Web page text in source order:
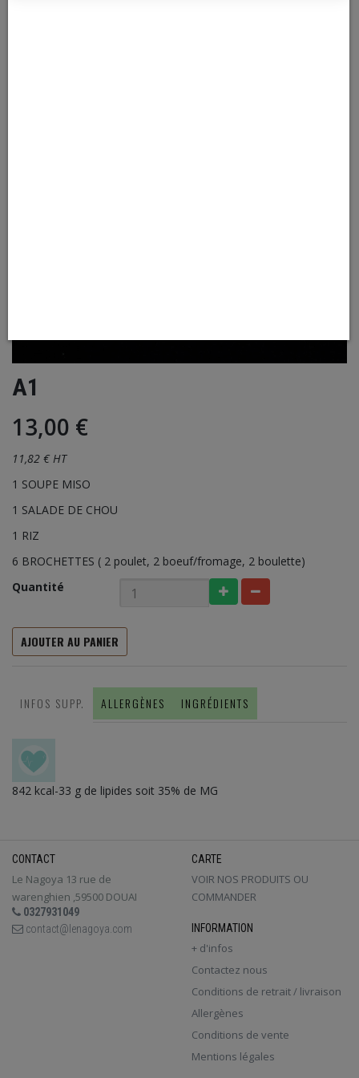
A1
13,00 €
11,82 € HT
1 SOUPE MISO
1 SALADE DE CHOU
1 RIZ
6 BROCHETTES ( 2 poulet, 2 boeuf/fromage, 2 boulette)
Quantité
AJOUTER AU PANIER
INFOS SUPP. ALLERGÈNES INGRÉDIENTS
842 kcal-33 g de lipides soit 35% de MG
CONTACT
Le Nagoya 13 rue de
warenghien ,59500 DOUAI
0327931049
contact@lenagoya.com
CARTE
VOIR NOS PRODUITS OU
COMMANDER
INFORMATION
+ d'infos
Contactez nous
Conditions de retrait / livraison
Allergènes
Conditions de vente
Mentions légales